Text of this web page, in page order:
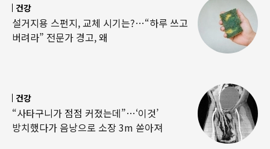
건강
설거지용 스펀지, 교체 시기는?…“하루 쓰고
버려라” 전문가 경고, 왜
건강
“사타구니가 점점 커졌는데”…‘이것’
방치했다가 음낭으로 소장 3m 쏟아져